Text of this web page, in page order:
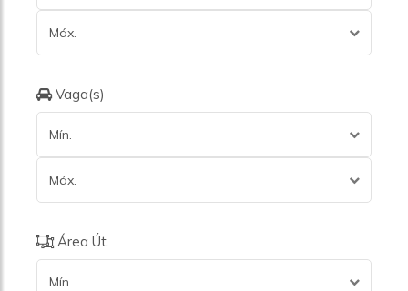
Máx.
Vaga(s)
Mín.
Máx.
Área Út.
Mín.